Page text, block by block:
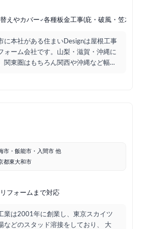
えやカバー 各種板金工事(庇・破風・笠木
に本社がある住まいDesignは屋根工事
ォーム会社です。山梨・滋賀・沖縄に
関東圏はもちろん関西や沖縄など幅広
市・飯能市・入間市 他
都東大和市
フォームまで対応
業は2001年に創業し、東京スカイツ
などのスタッド溶接をしており、 大